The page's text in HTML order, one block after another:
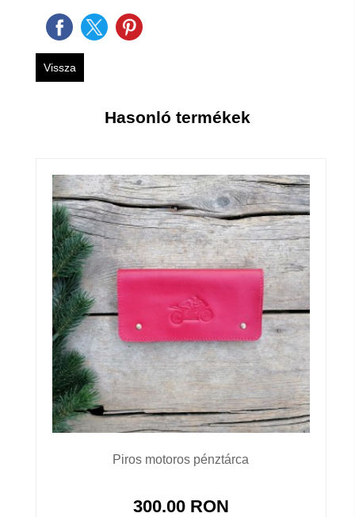
Vissza
Hasonló termékek
Piros motoros pénztárca
300.00 RON